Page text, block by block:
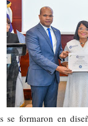
formaron en